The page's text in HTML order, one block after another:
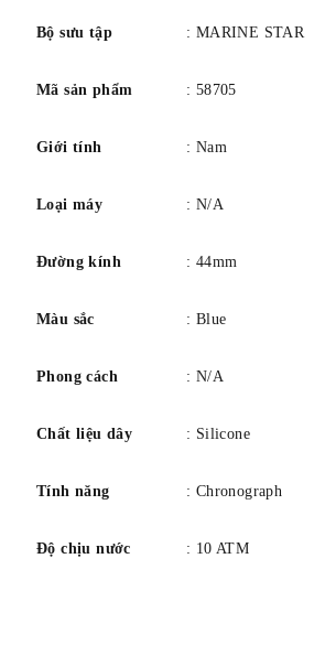
Bộ sưu tập : MARINE STAR
Mã sản phẩm : 58705
Giới tính : Nam
Loại máy : N/A
Đường kính : 44mm
Màu sắc : Blue
Phong cách : N/A
Chất liệu dây : Silicone
Tính năng : Chronograph
Độ chịu nước : 10 ATM